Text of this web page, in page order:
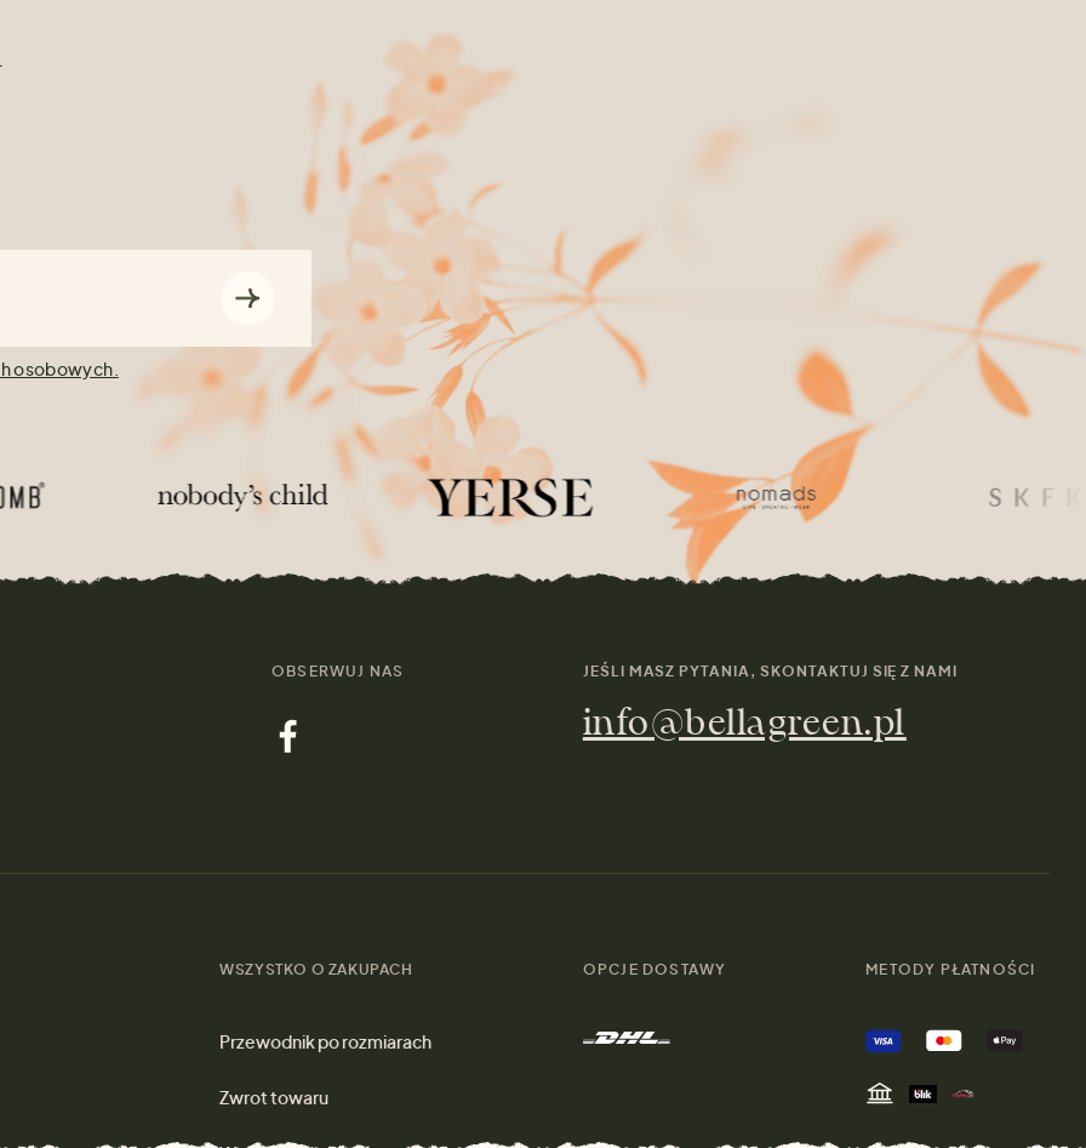
osobowych.
OBSERWUJ NAS JEŚLI MASZ PYTANIA, SKONTAKTUJ SIĘ Z NAMI
info@bellagreen.pl
WSZYSTKO O ZAKUPACH
Przewodnik po rozmiarach
Zwrot towaru
OPCJE DOSTAWY METODY PŁATNOŚCI